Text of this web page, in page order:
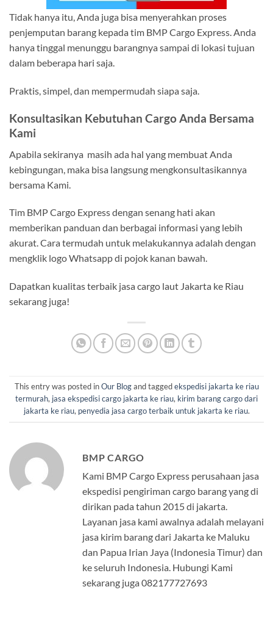
Tidak hanya itu, Anda juga bisa menyerahkan proses
penjemputan barang kepada tim BMP Cargo Express. Anda
hanya tinggal menunggu barangnya sampai di lokasi tujuan
dalam beberapa hari saja.
Praktis, simpel, dan mempermudah siapa saja.
Konsultasikan Kebutuhan Cargo Anda Bersama
Kami
Apabila sekiranya masih ada hal yang membuat Anda
kebingungan, maka bisa langsung mengkonsultasikannya
bersama Kami.
Tim BMP Cargo Express dengan senang hati akan
memberikan panduan dan berbagai informasi yang lebih
akurat. Cara termudah untuk melakukannya adalah dengan
mengklik logo Whatsapp di pojok kanan bawah.
Dapatkan kualitas terbaik jasa cargo laut Jakarta ke Riau
sekarang juga!
This entry was posted inOur Blogand taggedekspedisi jakarta ke riau
termurah, jasa ekspedisi cargo jakarta ke riau, kirim barang cargo dari
jakarta ke riau, penyedia jasa cargo terbaik untuk jakarta ke riau.
BMP CARGO
Kami BMP Cargo Express perusahaan jasa
ekspedisi pengiriman cargo barang yang di
dirikan pada tahun 2015 di jakarta.
Layanan jasa kami awalnya adalah melayani
jasa kirim barang dari Jakarta ke Maluku
dan Papua Irian Jaya (Indonesia Timur) dan
ke seluruh Indonesia. Hubungi Kami
sekarang juga 082177727693